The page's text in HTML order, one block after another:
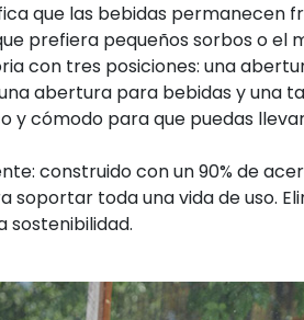
que las bebidas permanecen
prefiera pequeños sorbos o el
con tres posiciones: una
abertura para bebidas y
y cómodo para que puedas
construido con un 90% de
soportar toda una vida de uso.
sostenibilidad.